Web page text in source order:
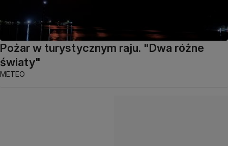
Pożar w turystycznym raju. "Dwa różne
światy"
METEO